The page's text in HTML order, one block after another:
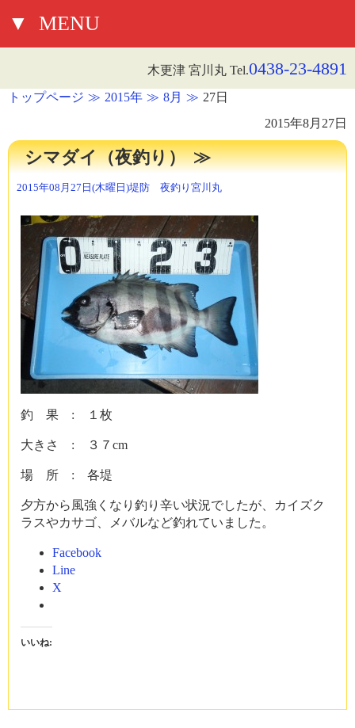
▼ MENU
木更津 宮川丸 Tel.0438-23-4891
トップページ 2015年 8月
27日
2015年8月27日
シマダイ（夜釣り）
2015年08月27日(木曜日)堤防 夜釣り 宮川丸
釣 果 : １枚
大きさ : ３７cm
場 所 : 各堤
夕方から風強くなり釣り辛い状況でしたが、カイズク
ラスやカサゴ、メバルなど釣れていました。
Facebook
Line
X
いいね: